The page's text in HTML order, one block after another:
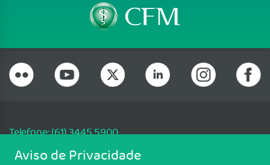
Telefone: (61) 3445 5900
Email: cfm@portalmedico.org.br
Aviso de Privacidade